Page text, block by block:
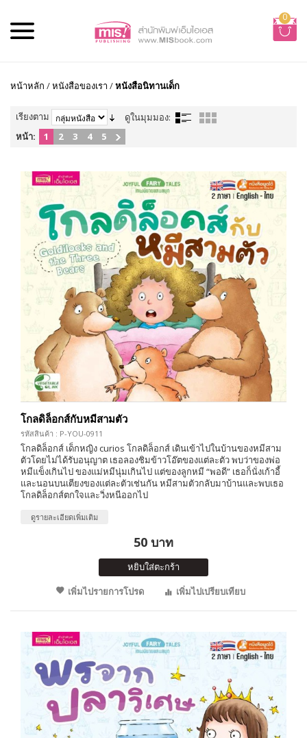
0
หน้าหลัก /หนังสือของเรา /หนังสือนิทานเด็ก
เรียงตาม
ดูในมุมมอง:
หน้า:
1 2 3 4 5
โกลดิล็อกส์กับหมีสามตัว
รหัสสินค้า : P-YOU-0911
โกลดิล็อกส์ เด็กหญิง curios โกลดิล็อกส์ เดินเข้าไปในบ้านของหมีสาม
ตัวโดยไม่ได้รับอนุญาต เธอลองชิมข้าวโอ๊ตของแต่ละตัว พบว่าของพ่อ
หมีแข็งเกินไป ของแม่หมีนุ่มเกินไป แต่ของลูกหมี “พอดี” เธอก็นั่งเก้าอี้
และนอนบนเตียงของแต่ละตัวเช่นกัน หมีสามตัวกลับมาบ้านและพบเธอ
โกลดิล็อกส์ตกใจและวิ่งหนีออกไป
ดูรายละเอียดเพิ่มเติม
50 บาท
หยิบใส่ตะกร้า
เพิ่มไปรายการโปรด
เพิ่มไปเปรียบเทียบ